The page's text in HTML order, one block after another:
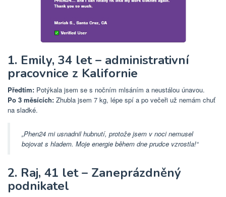
1. Emily, 34 let – administrativní
pracovnice z Kalifornie
Předtím: Potýkala jsem se s nočním mlsáním a neustálou únavou.
Po 3 měsících: Zhubla jsem 7 kg, lépe spí a po večeři už nemám chuť
na sladké.
„Phen24 mi usnadnil hubnutí, protože jsem v noci nemusel
bojovat s hladem. Moje energie během dne prudce vzrostla!“
2. Raj, 41 let – Zaneprázdněný
podnikatel